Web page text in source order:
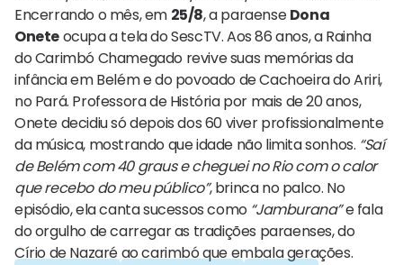
Encerrando o mês, em 25/8, a paraenseDona
Oneteocupa a tela do SescTV. Aos 86 anos, a Rainha
do Carimbó Chamegado revive suas memórias da
infância em Belém e do povoado de Cachoeira do Ariri,
no Pará. Professora de História por mais de 20 anos,
Onete decidiu só depois dos 60 viver profissionalmente
da música, mostrando que idade não limita sonhos. “Saí
de Belém com 40 graus e cheguei no Rio com o calor
que recebo do meu público”, brinca no palco. No
episódio, ela canta sucessos como “Jamburana”e fala
do orgulho de carregar as tradições paraenses, do
Círio de Nazaré ao carimbó que embala gerações.